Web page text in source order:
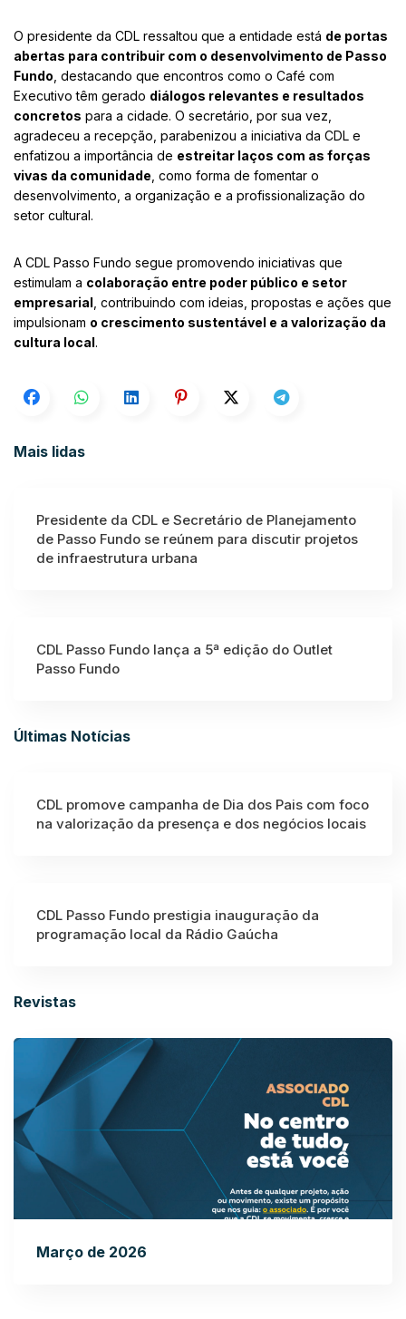
O presidente da CDL ressaltou que a entidade está de portas
abertas para contribuir com o desenvolvimento de Passo
Fundo , destacando que encontros como o Café com
Executivo têm gerado diálogos relevantes e resultados
concretos para a cidade. O secretário, por sua vez,
agradeceu a recepção, parabenizou a iniciativa da CDL e
enfatizou a importância de estreitar laços com as forças
vivas da comunidade , como forma de fomentar o
desenvolvimento, a organização e a profissionalização do
setor cultural.
A CDL Passo Fundo segue promovendo iniciativas que
estimulam a colaboração entre poder público e setor
empresarial , contribuindo com ideias, propostas e ações que
impulsionam o crescimento sustentável e a valorização da
cultura local.
Mais lidas
Presidente da CDL e Secretário de Planejamento
de Passo Fundo se reúnem para discutir projetos
de infraestrutura urbana
CDL Passo Fundo lança a 5ª edição do Outlet
Passo Fundo
Últimas Notícias
CDL promove campanha de Dia dos Pais com foco
na valorização da presença e dos negócios locais
CDL Passo Fundo prestigia inauguração da
programação local da Rádio Gaúcha
Revistas
Março de 2026